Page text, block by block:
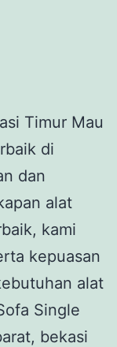
Timur Mau
di
dan
alat
kami
kepuasan
alat
Single
bekasi